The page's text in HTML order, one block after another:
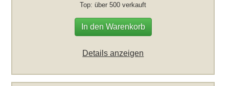
Top: über 500 verkauft
In den Warenkorb
Details anzeigen